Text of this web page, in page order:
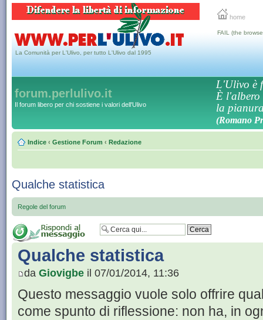
home
La Comunità per L'Ulivo, per tutto L'Ulivo dal 1995
FAIL (the
forum.perlulivo.it
Il forum libero per chi sostiene i valori dell'Ulivo
L'Ulivo è
È l'albero
la
(Romano
Indice ‹ Gestione Forum ‹ Redazione
Qualche statistica
Regole del forum
Qualche statistica
da Giovigbe il 07/01/2014, 11:36
Questo messaggio vuole solo offrire
come spunto di riflessione: non ha, in